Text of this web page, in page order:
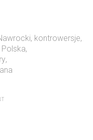
, kontrowersje,
Polska,
,